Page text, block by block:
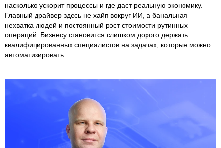
насколько ускорит процессы и где даст реальную экономику.
Главный драйвер здесь не хайп вокруг ИИ, а банальная
нехватка людей и постоянный рост стоимости рутинных
операций. Бизнесу становится слишком дорого держать
квалифицированных специалистов на задачах, которые можно
автоматизировать.